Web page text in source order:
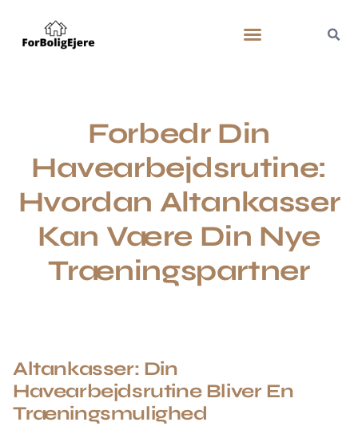
Forbedr Din
Havearbejdsrutine:
Hvordan Altankasser
Kan Være Din Nye
Træningspartner
Altankasser: Din
Havearbejdsrutine Bliver En
Træningsmulighed